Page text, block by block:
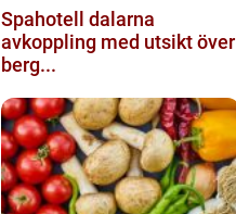
Spahotell dalarna
avkoppling med utsikt över
berg...